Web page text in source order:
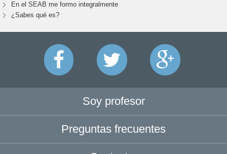
En el SEAB me formo integralmente
¿Sabes qué es?
Soy profesor
Preguntas frecuentes